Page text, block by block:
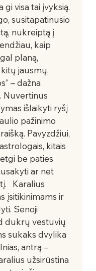
gi visa tai įvyksią.
susitapatinusio
nukreiptą į
kaip
planą,
jausmų,
– dažna
Nuvertinus
išlaikyti ryšį
pažinimo
Pavyzdžiui,
kitais
be paties
ar net
Karalius
įsitikinimams ir
Senoji
dukrų vestuvių
sukaks dvylika
antrą –
užsirūstina